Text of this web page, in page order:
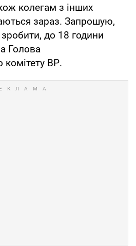
колегам з інших
зараз. Запрошую,
до 18 години
Голова
комітету ВР.